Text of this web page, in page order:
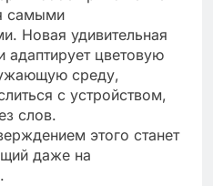
самыми
Новая удивительная
адаптирует цветовую
среду,
с устройством,
слов.
этого станет
даже на